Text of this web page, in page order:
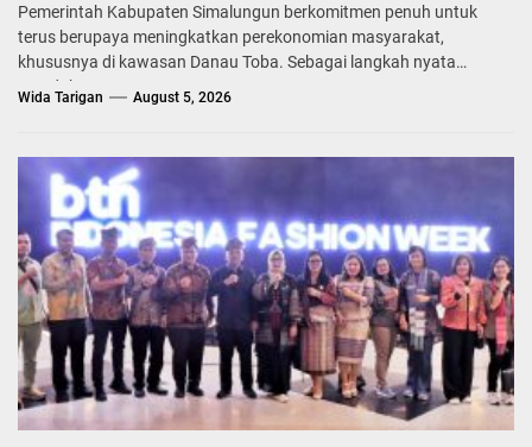
Pemerintah Kabupaten Simalungun berkomitmen penuh untuk
terus berupaya meningkatkan perekonomian masyarakat,
khususnya di kawasan Danau Toba. Sebagai langkah nyata
mendukung...
Wida Tarigan August 5, 2026